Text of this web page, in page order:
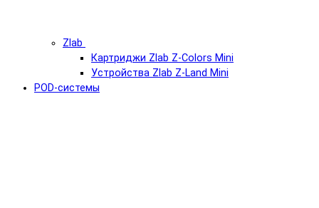
Zlab
Картриджи Zlab Z-Colors Mini
Устройства Zlab Z-Land Mini
POD-системы